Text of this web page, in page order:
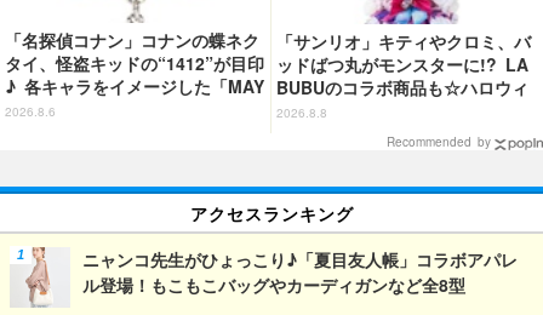
「名探偵コナン」コナンの蝶ネク
タイ、怪盗キッドの“1412”が目印
♪ 各キャラをイメージした「MAY
LA」リングセットがセール中
2026.8.6
「サンリオ」キティやクロミ、バ
ッドばつ丸がモンスターに!? LA
BUBUのコラボ商品も☆ハロウィ
ーングッズ情報が到着【サンリオ
2026.8.8
Recommended by
アクセスランキング
ニャンコ先生がひょっこり♪「夏目友人帳」コラボアパレ
ル登場！もこもこバッグやカーディガンなど全8型